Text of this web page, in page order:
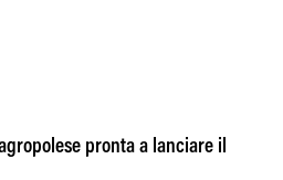
pronta a lanciare il